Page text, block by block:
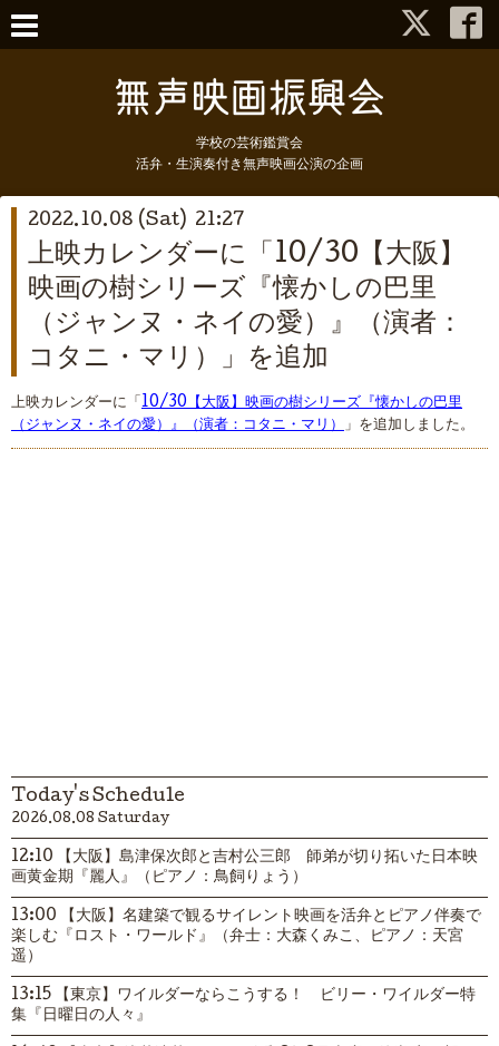
学校の芸術鑑賞会
活弁・生演奏付き無声映画公演の企画
2022.10.08 (Sat) 21:27
上映カレンダーに「10/30【大阪】
映画の樹シリーズ『懐かしの巴里
（ジャンヌ・ネイの愛）』（演者：
コタニ・マリ）」を追加
上映カレンダーに「 10/30【大阪】映画の樹シリーズ『懐かしの巴里
（ジャンヌ・ネイの愛）』（演者：コタニ・マリ） 」を追加しました。
Today's Schedule
2026.08.08 Saturday
12:10 【大阪】島津保次郎と吉村公三郎 師弟が切り拓いた日本映
画黄金期『麗人』（ピアノ：鳥飼りょう）
13:00 【大阪】名建築で観るサイレント映画を活弁とピアノ伴奏で
楽しむ『ロスト・ワールド』（弁士：大森くみこ、ピアノ：天宮
遥）
13:15 【東京】ワイルダーならこうする！ ビリー・ワイルダー特
集『日曜日の人々』